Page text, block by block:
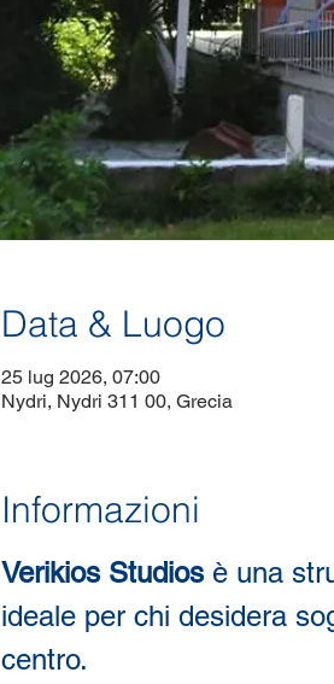
Data & Luogo
25 lug 2026, 07:00
Nydri, Nydri 311 00, Grecia
Informazioni
Verikios Studios è una
ideale per chi desidera
centro.